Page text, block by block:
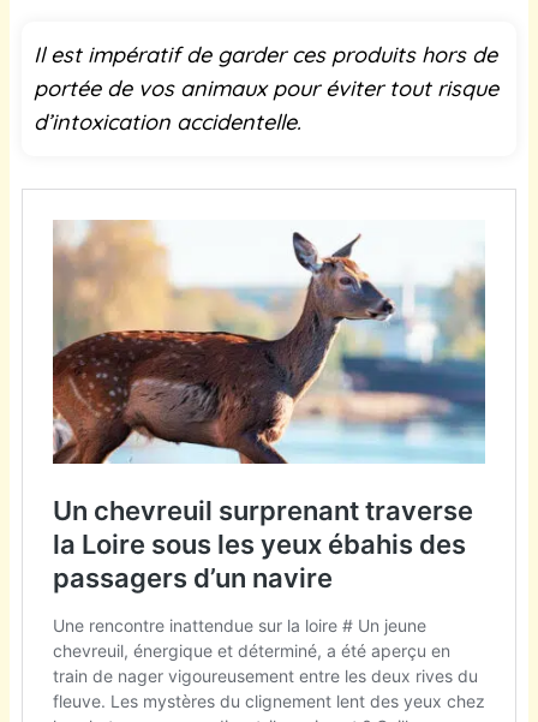
Il est impératif de garder ces produits hors de
portée de vos animaux pour éviter tout risque
d’intoxication accidentelle.